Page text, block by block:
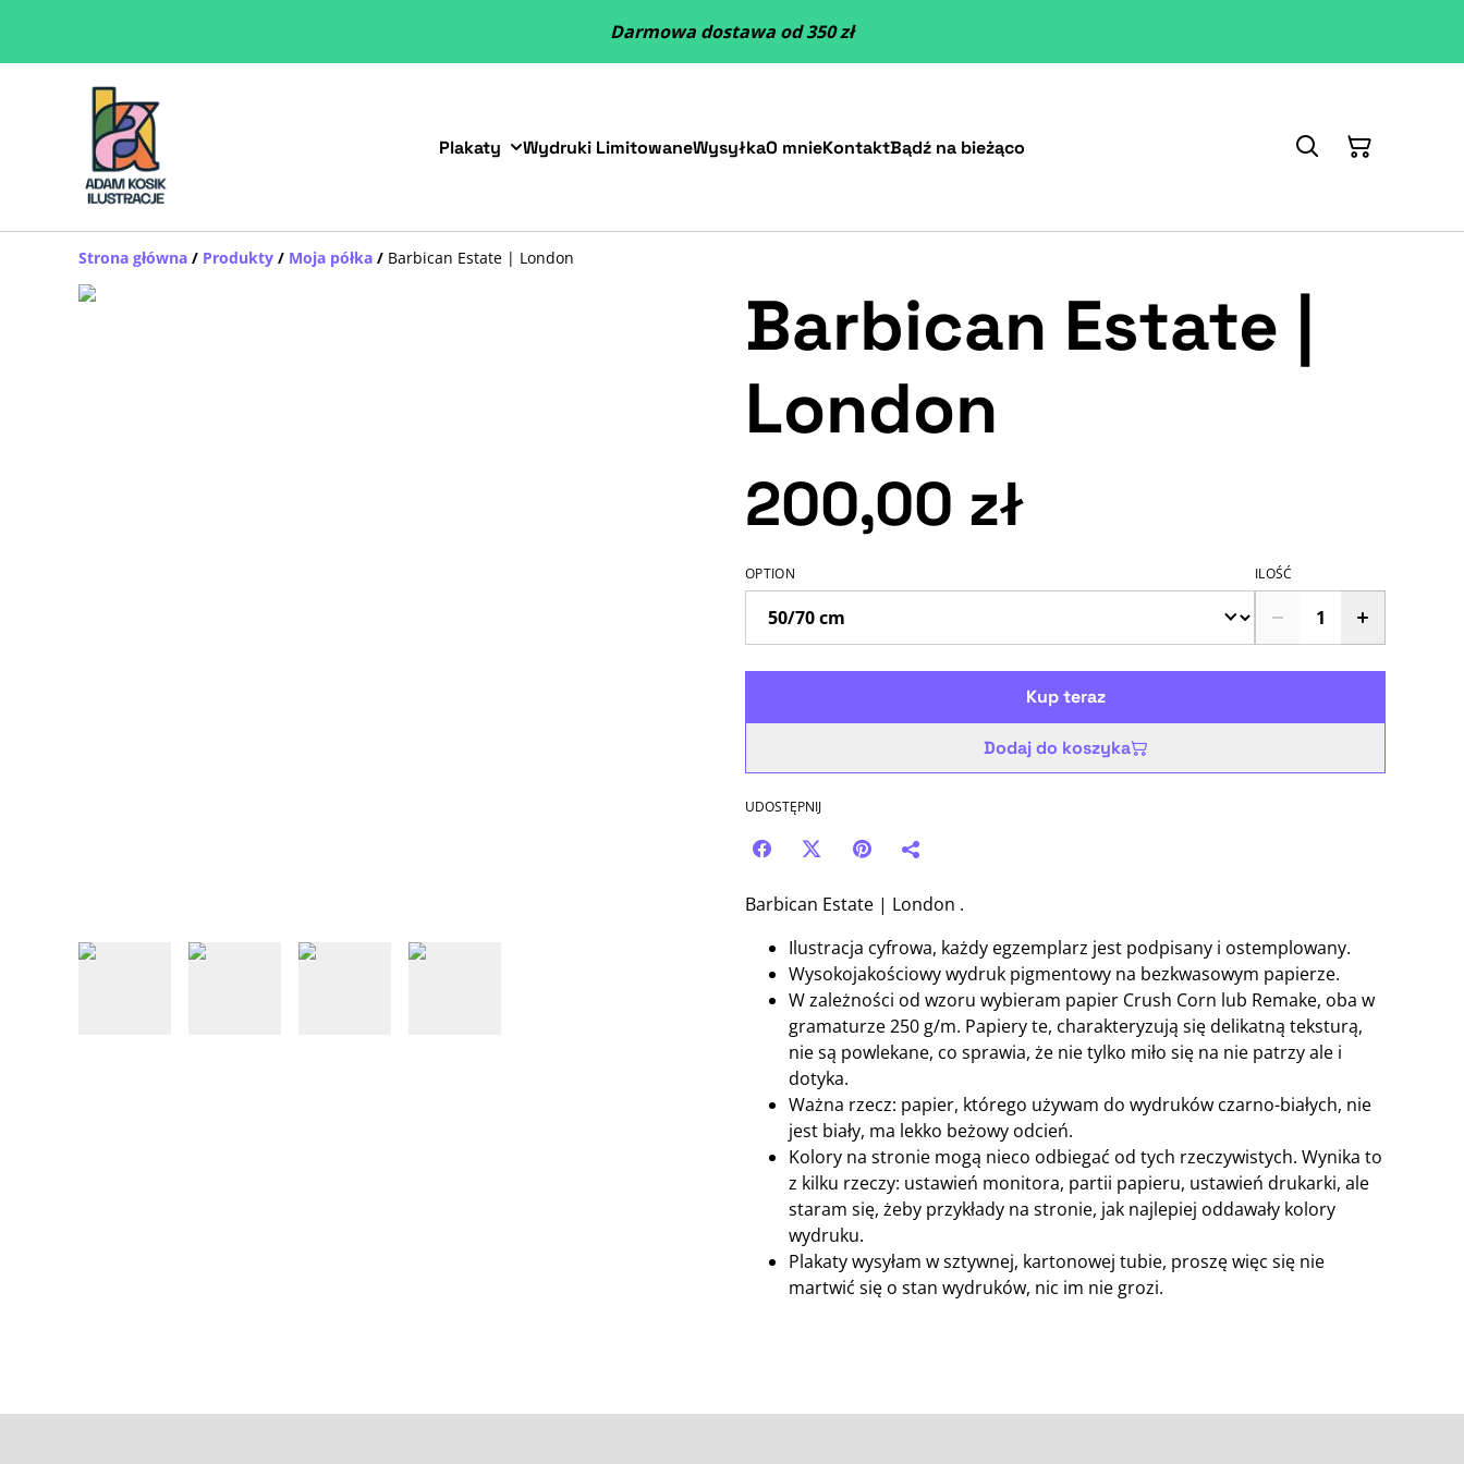
Darmowa dostawa od 350 zł
Plakaty Wydruki LimitowaneWysyłkaO mnieKontaktBądź na bieżąco
Strona główna / Produkty / Moja półka / Barbican Estate | London
Barbican Estate |
London
200,00 zł
OPTION ILOŚĆ
Kup teraz
Dodaj do koszyka
UDOSTĘPNIJ
Barbican Estate | London .
Ilustracja cyfrowa, każdy egzemplarz jest podpisany i ostemplowany.
Wysokojakościowy wydruk pigmentowy na bezkwasowym papierze.
W zależności od wzoru wybieram papier Crush Corn lub Remake, oba w
gramaturze 250 g/m. Papiery te, charakteryzują się delikatną teksturą,
nie są powlekane, co sprawia, że nie tylko miło się na nie patrzy ale i
dotyka.
Ważna rzecz: papier, którego używam do wydruków czarno-białych, nie
jest biały, ma lekko beżowy odcień.
Kolory na stronie mogą nieco odbiegać od tych rzeczywistych. Wynika to
z kilku rzeczy: ustawień monitora, partii papieru, ustawień drukarki, ale
staram się, żeby przykłady na stronie, jak najlepiej oddawały kolory
wydruku.
Plakaty wysyłam w sztywnej, kartonowej tubie, proszę więc się nie
martwić się o stan wydruków, nic im nie grozi.